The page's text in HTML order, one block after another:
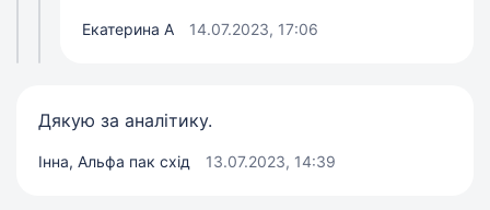
Екатерина А 14.07.2023, 17:06
Дякую за аналітику.
Інна, Альфа пак схід 13.07.2023, 14:39